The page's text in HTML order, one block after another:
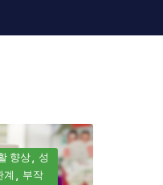
향상
성
계
부작